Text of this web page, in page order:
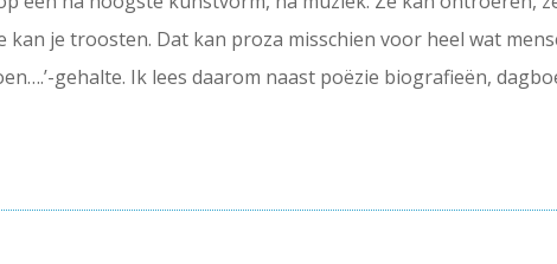
kan je troosten. Dat kan proza misschien voor heel wat
gehalte. Ik lees daarom naast poëzie biografieën,